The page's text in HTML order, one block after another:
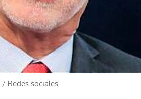
/ Redes sociales